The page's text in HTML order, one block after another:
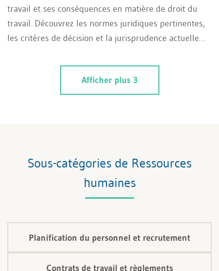
travail et ses conséquences en matière de droit du
travail. Découvrez les normes juridiques pertinentes,
les critères de décision et la jurisprudence actuelle
que directeur et de protéger aussi bien votre
organisation que vos collaborateurs contre des
conséquences négatives.
Afficher plus 3
Sous-catégories de Ressources
humaines
Planification du personnel et recrutement
Contrats de travail et règlements